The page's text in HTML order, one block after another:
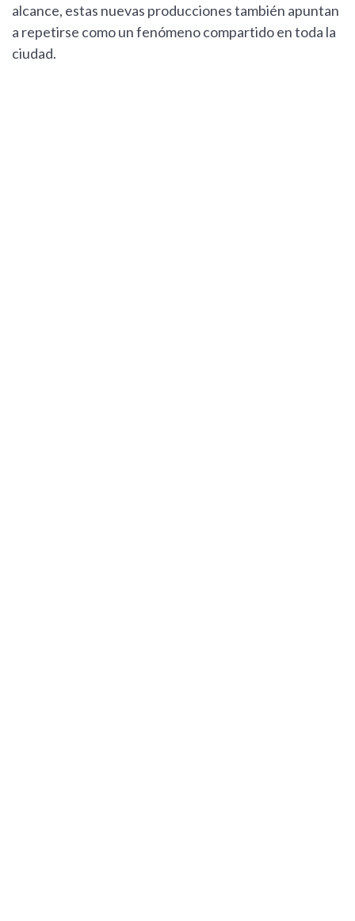
alcance, estas nuevas producciones también apuntan
a repetirse como un fenómeno compartido en toda la
ciudad.